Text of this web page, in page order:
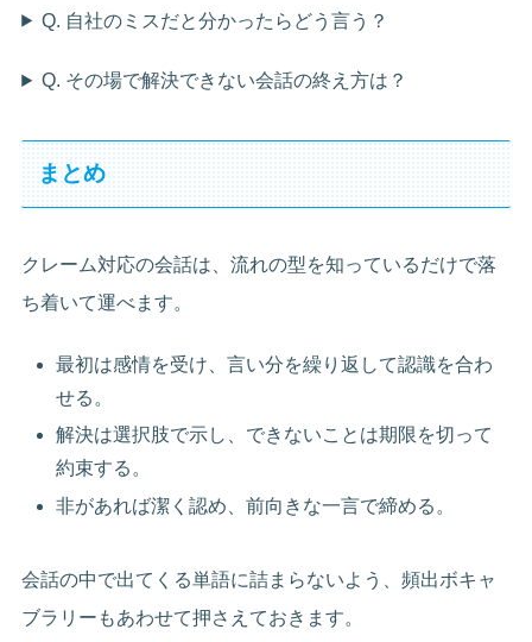
Q. 自社のミスだと分かったらどう言う？
Q. その場で解決できない会話の終え方は？
まとめ
クレーム対応の会話は、流れの型を知っているだけで落
ち着いて運べます。
最初は感情を受け、言い分を繰り返して認識を合わ
せる。
解決は選択肢で示し、できないことは期限を切って
約束する。
非があれば潔く認め、前向きな一言で締める。
会話の中で出てくる単語に詰まらないよう、頻出ボキャ
ブラリーもあわせて押さえておきます。